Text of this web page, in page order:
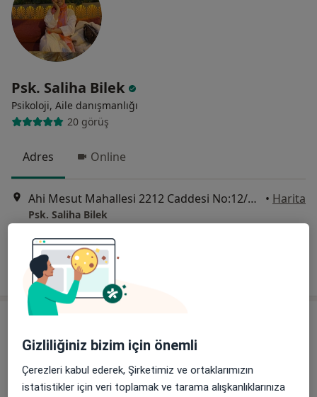
Psk. Saliha Bilek
Psikoloji, Aile danışmanlığı
20 görüş
Adres Online
Ahi Mesut Mahallesi 2212 Caddesi No:12/13, Ankara • Harita
Psk. Saliha Bilek
Randevu talep et
Gizliliğiniz bizim için önemli
Çerezleri kabul ederek, Şirketimiz ve ortaklarımızın
istatistikler için veri toplamak ve tarama alışkanlıklarınıza